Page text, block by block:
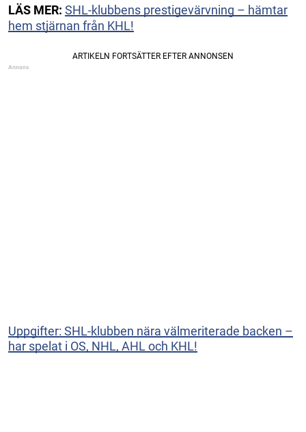
LÄS MER: SHL-klubbens prestigevärvning – hämtar
hem stjärnan från KHL!
Uppgifter: SHL-klubben nära välmeriterade backen –
har spelat i OS, NHL, AHL och KHL!